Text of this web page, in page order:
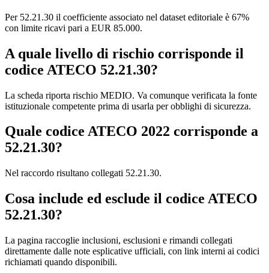
Per 52.21.30 il coefficiente associato nel dataset editoriale è 67%
con limite ricavi pari a EUR 85.000.
A quale livello di rischio corrisponde il
codice ATECO 52.21.30?
La scheda riporta rischio MEDIO. Va comunque verificata la fonte
istituzionale competente prima di usarla per obblighi di sicurezza.
Quale codice ATECO 2022 corrisponde a
52.21.30?
Nel raccordo risultano collegati 52.21.30.
Cosa include ed esclude il codice ATECO
52.21.30?
La pagina raccoglie inclusioni, esclusioni e rimandi collegati
direttamente dalle note esplicative ufficiali, con link interni ai codici
richiamati quando disponibili.